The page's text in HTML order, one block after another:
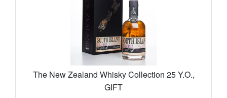
The New Zealand Whisky Collection 25 Y.O.,
GIFT